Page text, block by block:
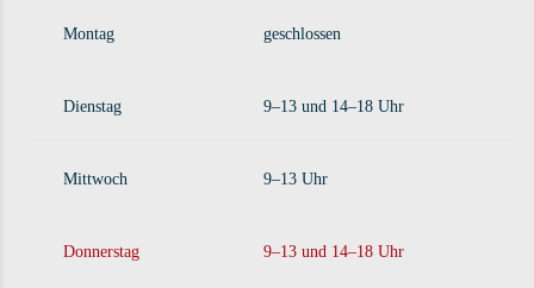
Montag geschlossen
Dienstag 9–13 und 14–18 Uhr
Mittwoch 9–13 Uhr
Donnerstag 9–13 und 14–18 Uhr